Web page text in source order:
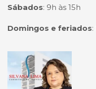
Sábados: 9h às 15h
Domingos e feriados:
Página inicial